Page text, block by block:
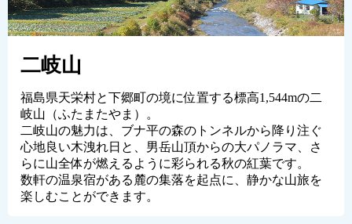
二岐山
福島県天栄村と下郷町の境に位置する標高1,544mの二
岐山（ふたまたやま）。
二岐山の魅力は、ブナ平の森のトンネルから降り注ぐ
心地良い木洩れ日と、男岳山頂からの大パノラマ、さ
らに山全体が燃えるように彩られる秋の紅葉です。
数軒の温泉宿がある麓の集落を起点に、静かな山旅を
楽しむことができます。